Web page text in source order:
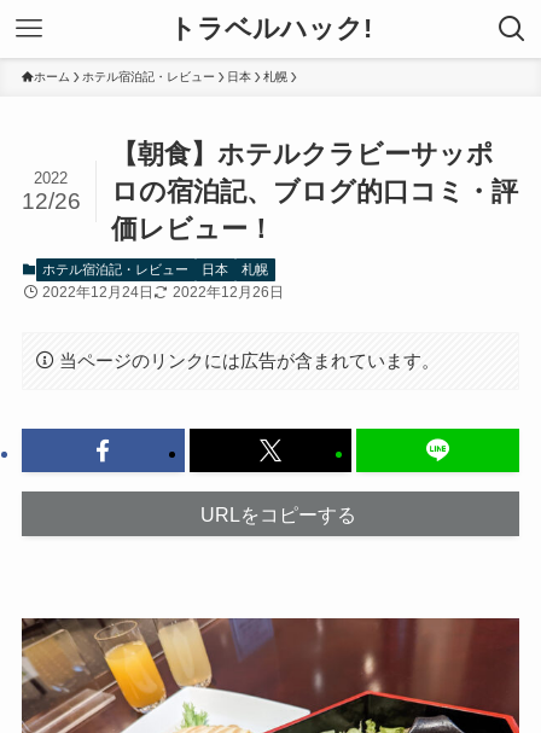
トラベルハック!
ホーム ホテル宿泊記・レビュー 日本 札幌
【朝食】ホテルクラビーサッポ
ロの宿泊記、ブログ的口コミ・評
価レビュー！
2022
12/26
ホテル宿泊記・レビュー 日本 札幌
2022年12月24日 2022年12月26日
当ページのリンクには広告が含まれています。
URLをコピーする